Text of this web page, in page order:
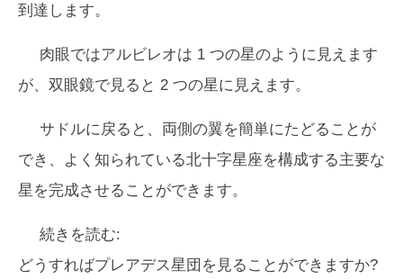
到達します。
肉眼ではアルビレオは 1 つの星のように見えます
が、双眼鏡で見ると 2 つの星に見えます。
サドルに戻ると、両側の翼を簡単にたどることが
でき、よく知られている北十字星座を構成する主要な
星を完成させることができます。
続きを読む:
どうすればプレアデス星団を見ることができますか?